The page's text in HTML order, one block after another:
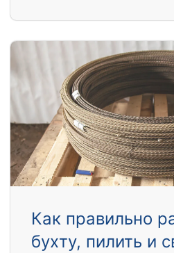
Как правильно
бухту, пилить и